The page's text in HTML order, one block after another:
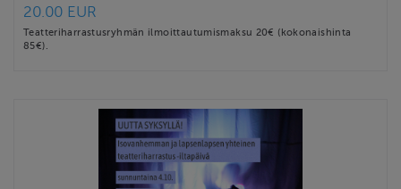
20.00 EUR
Teatteriharrastusryhmän ilmoittautumismaksu 20€ (kokonaishinta
85€).